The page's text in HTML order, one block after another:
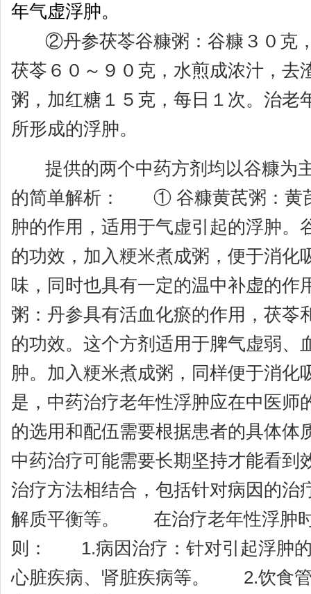
年气虚浮肿。
②丹参茯苓谷糠粥：谷糠３０克
茯苓６０～９０克，水煎成浓汁，去
粥，加红糖１５克，每日１次。治老
所形成的浮肿。
提供的两个中药方剂均以谷糠为
的简单解析： ① 谷糠黄芪粥：黄
肿的作用，适用于气虚引起的浮肿。
的功效，加入粳米煮成粥，便于消化
味，同时也具有一定的温中补虚
粥：丹参具有活血化瘀的作用，茯苓
的功效。这个方剂适用于脾气虚弱、
肿。加入粳米煮成粥，同样便于消
是，中药治疗老年性浮肿应在中医师
的选用和配伍需要根据患者的具体体
中药治疗可能需要长期坚持才能看到
治疗方法相结合，包括针对病因的治
解质平衡等。 在治疗老年性浮肿
则： 1.病因治疗：针对引起浮肿的
心脏疾病、肾脏疾病等。 2.饮食管